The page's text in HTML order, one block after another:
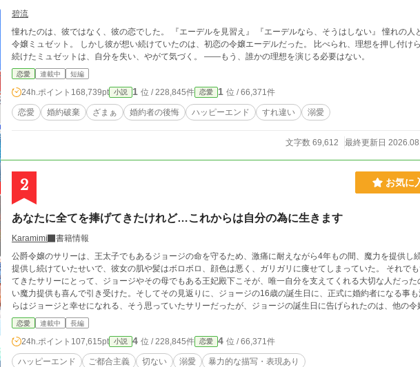
碧流
憧れたのは、彼ではなく、彼の恋でした。 『エーデルを見習え』 『エーデルなら、そうはしない』 憧れの人との縁談に胸を躍らせた
令嬢ミュゼット。 しかし彼が想い続けていたのは、初恋の令嬢エーデルだった。 比べられ、理想を押し付け
続けたミュゼットは、自分を失い、やがて気づく。 ――もう、誰かの理想を演じる必要はない。
恋愛 連載中 短編
24h.ポイント 168,739pt 小説 1 位 / 228,845件 恋愛 1 位 / 66,371件
恋愛 婚約破棄 ざまぁ 婚約者の後悔 ハッピーエンド すれ違い 溺愛
文字数 69,612 最終更新日
2 お気に
あなたに全てを捧げてきたけれど…これからは自分の為に生きます
Karamimi
書籍情報
公爵令嬢のサリーは、王太子でもあるジョージの命を守るため、激痛に耐えながら4年もの間、魔力を提供し
提供し続けていたせいで、彼女の肌や髪はボロボロ、顔色は悪く、ガリガリに痩せてしまっていた。 それでもずっと家族から疎まれ
てきたサリーにとって、ジョージやその母でもある王妃殿下こそが、唯一自分を支えてくれる大切な人だったのだ。 だからこ
い魔力提供も喜んで引き受けた。そしてその見返りに、ジョージの16歳の誕生日に、正式に婚約者になる事も決まっ
らはジョージと幸せになれる、そう思っていたサリーだったが、ジョージの誕生日に告げられたのは、他の
ジョージからの非道な言葉だった。 唯一の支えだったジョージからの言葉にショックを受けるサリーだったが、それでもジョージの
幸せの為に身を引く事を決意した。 だが父はサリーの決断に激怒、ついにサリーを手にかけようとして… ずっと自分を犠牲にしてき
た少女サリーが、本当の幸せを掴むまでのお話です。 ご都合主義全開のお話ですが、お願いいたしますm(__)m 他サイトでも同時投
稿しております
恋愛 連載中 長編
24h.ポイント 107,615pt 小説 4 位 / 228,845件 恋愛 4 位 / 66,371件
ハッピーエンド ご都合主義 切ない 溺愛 暴力的な描写・表現あり